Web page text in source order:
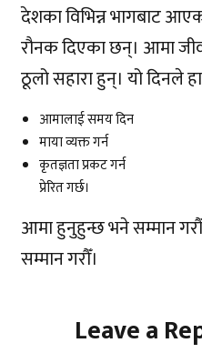
देशका विभिन्न भागबाट
रौनक दिएका छन्। आमा
ठूलो सहारा हुन्। यो दिनले
आमालाई समय दिन
माया व्यक्त गर्न
कृतज्ञता प्रकट गर्न
प्रेरित गर्छ।
आमा हुनुहुन्छ भने सम्मान
सम्मान गरौँ।
Leave a